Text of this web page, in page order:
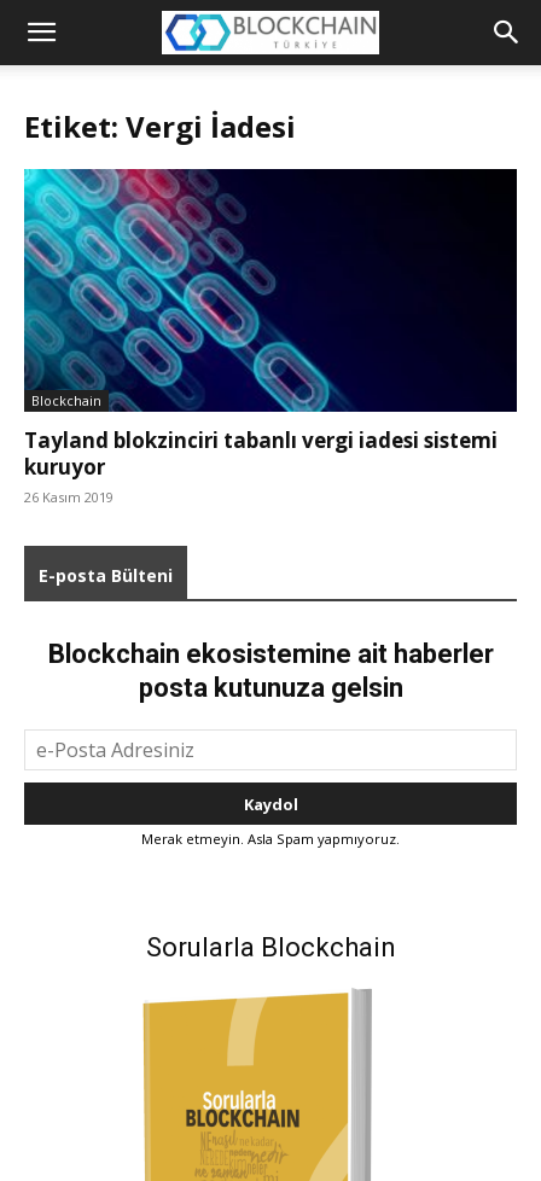
Blockchain
Etiket: Vergi İadesi
Blockchain
Tayland blokzinciri tabanlı vergi iadesi sistemi
kuruyor
26 Kasım 2019
E-posta Bülteni
Blockchain ekosistemine ait haberler
posta kutunuza gelsin
Merak etmeyin. Asla Spam yapmıyoruz.
Sorularla Blockchain